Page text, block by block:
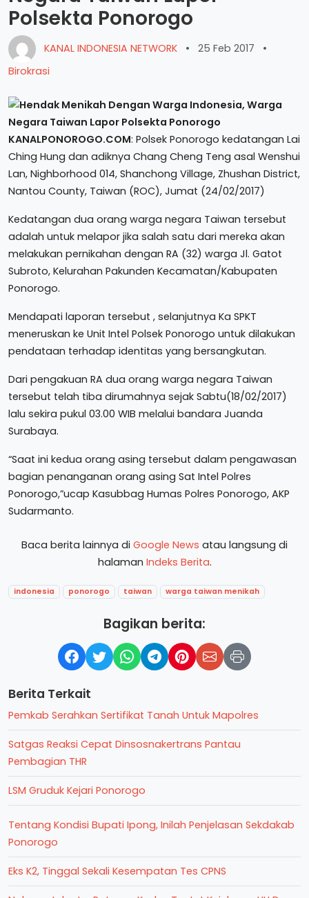
Polsekta Ponorogo
KANAL INDONESIA NETWORK • 25 Feb 2017
•
Birokrasi
KANALPONOROGO.COM: Polsek Ponorogo kedatangan Lai
Ching Hung dan adiknya Chang Cheng Teng asal Wenshui
Lan, Nighborhood 014, Shanchong Village, Zhushan District,
Nantou County, Taiwan (ROC), Jumat (24/02/2017)
Kedatangan dua orang warga negara Taiwan tersebut
adalah untuk melapor jika salah satu dari mereka akan
melakukan pernikahan dengan RA (32) warga Jl. Gatot
Subroto, Kelurahan Pakunden Kecamatan/Kabupaten
Ponorogo.
Mendapati laporan tersebut , selanjutnya Ka SPKT
meneruskan ke Unit Intel Polsek Ponorogo untuk dilakukan
pendataan terhadap identitas yang bersangkutan.
Dari pengakuan RA dua orang warga negara Taiwan
tersebut telah tiba dirumahnya sejak Sabtu(18/02/2017)
lalu sekira pukul 03.00 WIB melalui bandara Juanda
Surabaya.
“Saat ini kedua orang asing tersebut dalam pengawasan
bagian penanganan orang asing Sat Intel Polres
Ponorogo,”ucap Kasubbag Humas Polres Ponorogo, AKP
Sudarmanto.
Baca berita lainnya di Google News atau langsung di
halaman Indeks Berita.
indonesia ponorogo taiwan warga taiwan menikah
Bagikan berita:
Berita Terkait
Pemkab Serahkan Sertifikat Tanah Untuk Mapolres
Satgas Reaksi Cepat Dinsosnakertrans Pantau
Pembagian THR
LSM Gruduk Kejari Ponorogo
Tentang Kondisi Bupati Ipong, Inilah Penjelasan Sekdakab
Ponorogo
Eks K2, Tinggal Sekali Kesempatan Tes CPNS